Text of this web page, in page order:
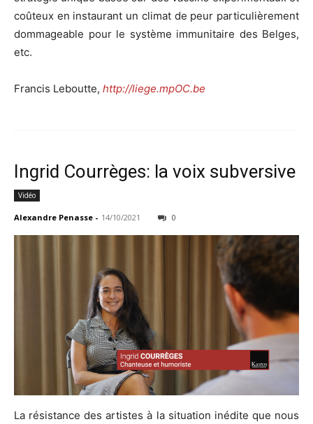
coûteux en instaurant un climat de peur particulièrement
dommageable pour le système immunitaire des Belges,
etc.
Francis Leboutte, http://liege.mpOC.be
Ingrid Courrèges: la voix subversive
Vidéo
Alexandre Penasse - 14/10/2021 0
La résistance des artistes à la situation inédite que nous